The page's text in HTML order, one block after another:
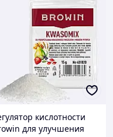
кислотности
для улучшения